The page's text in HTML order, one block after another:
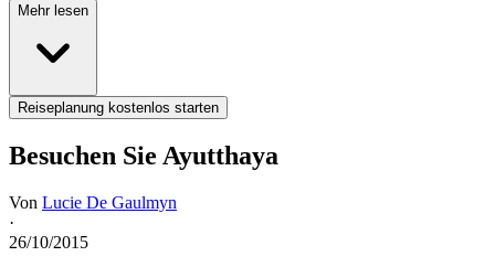
Mehr lesen
Reiseplanung kostenlos starten
Besuchen Sie Ayutthaya
Von Lucie De Gaulmyn
·
26/10/2015